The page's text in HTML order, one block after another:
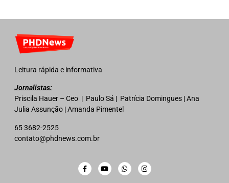
Leitura rápida e informativa
Jornalistas:
Priscila Hauer – Ceo | Paulo Sá | Patrícia Domingues | Ana
Julia Assunção | Amanda Pimentel
65 3682-2525
contato@phdnews.com.br